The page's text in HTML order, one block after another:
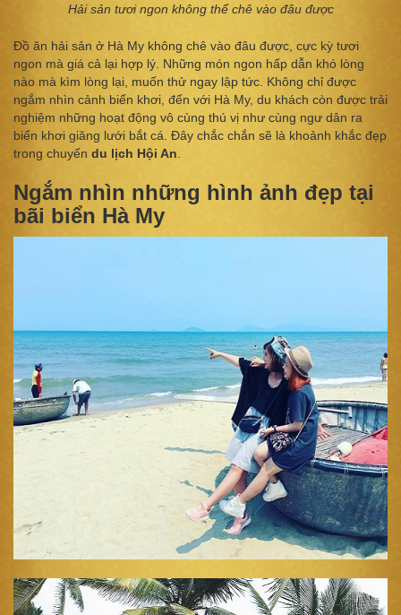
Hải sản tươi ngon không thể chê vào đâu được
Đồ ăn hải sản ở Hà My không chê vào đâu được, cực kỳ tươi
ngon mà giá cả lại hợp lý. Những món ngon hấp dẫn khó lòng
nào mà kìm lòng lại, muốn thử ngay lập tức. Không chỉ được
ngắm nhìn cảnh biển khơi, đến với Hà My, du khách còn được trải
nghiệm những hoạt động vô cùng thú vị như cùng ngư dân ra
biển khơi giăng lưới bắt cá. Đây chắc chắn sẽ là khoảnh khắc đẹp
trong chuyến du lịch Hội An.
Ngắm nhìn những hình ảnh đẹp tại
bãi biển Hà My